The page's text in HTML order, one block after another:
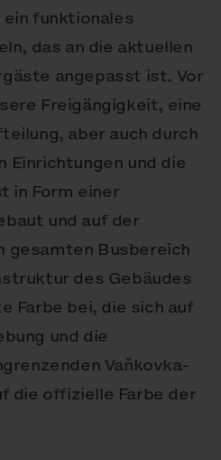
funktionales
das an die aktuellen
angepasst ist. Vor
Freigängigkeit, eine
aber auch durch
Einrichtungen und die
in Form einer
und auf der
Busbereich
des Gebäudes
Farbe bei, die sich auf
und die
Vaňkovka-
die offizielle Farbe der